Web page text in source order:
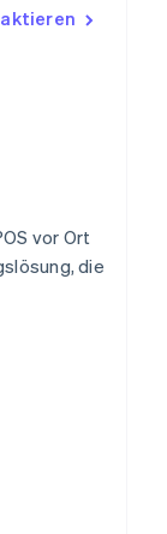
vor Ort
die